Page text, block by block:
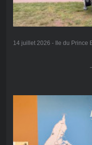
14 juillet 2026 - Ile du Prince